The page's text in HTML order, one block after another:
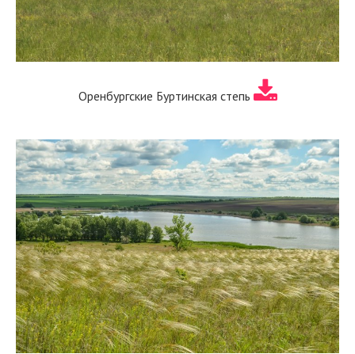
Оренбургские Буртинская степь